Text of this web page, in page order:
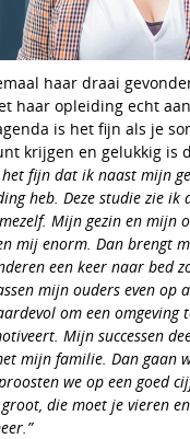
haar draai
haar opleiding echt
is het fijn als je
krijgen en gelukkig is
fijn dat ik naast mijn
heb. Deze studie zie ik
Mijn gezin en mijn
mij enorm. Dan brengt
een keer naar bed
mijn ouders even op
om een omgeving
Mijn successen
mijn familie. Dan gaan
we op een goed
groot, die moet je vieren